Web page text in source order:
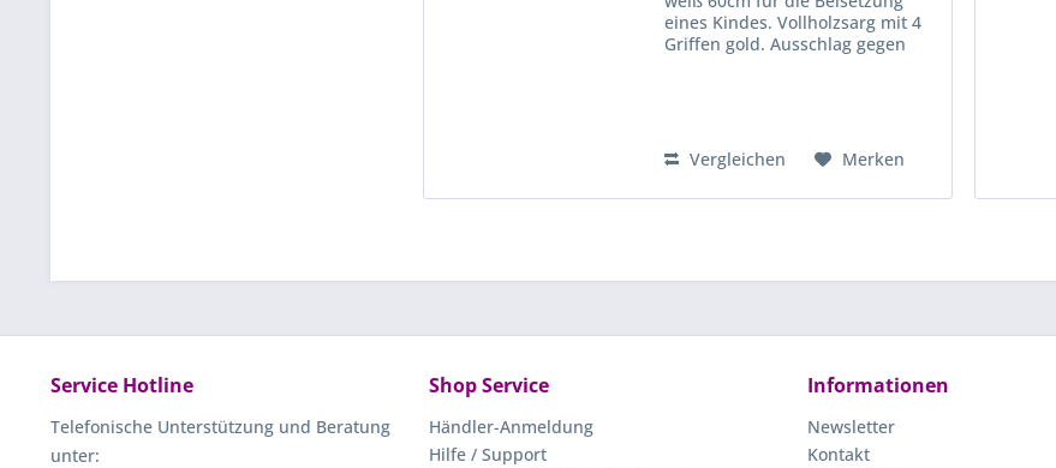
eines Kindes. Vollholzsarg mit 4
Griffen gold. Ausschlag gegen
Vergleichen Merken
Service Hotline
Telefonische Unterstützung und Beratung
unter:
Shop Service
Händler-Anmeldung
Hilfe / Support
Informationen
Newsletter
Kontakt